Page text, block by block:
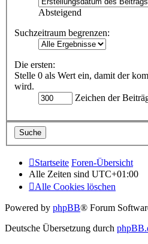
Absteigend
Suchzeitraum begrenzen:
Die ersten:
Stelle 0 als Wert ein, damit der
wird.
Zeichen der
Startseite Foren-Übersicht
Alle Zeiten sind UTC+01:00
Alle Cookies löschen
Powered by phpBB® Forum
Deutsche Übersetzung durch